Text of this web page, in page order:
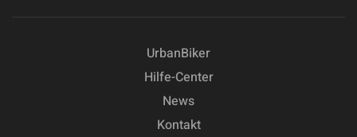
UrbanBiker
Hilfe-Center
News
Kontakt